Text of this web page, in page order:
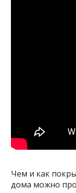
Чем и как
дома можно